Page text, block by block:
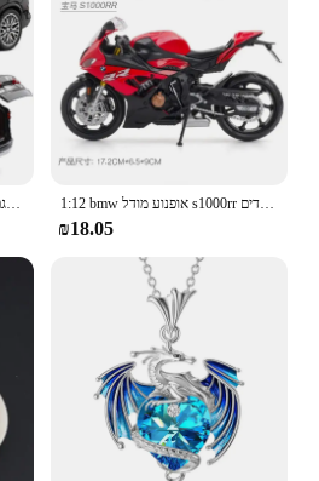
1:32 bmw x5 מכונית סגסוגת suv דגם decast & אור למשוך בחזרה רכב צעצוע רכב שליטה מרכזי קישוטים תצוגה אופנתי צעצוע 1:12 bmw אופנוע מודל s1000rr מכונית סגסוגת סימולצית מכונית צעצוע אופנוע ילדים אוסף מתנה לילדים
₪18.05